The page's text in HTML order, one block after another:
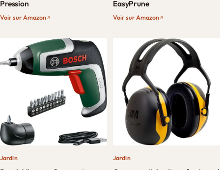
Pression
Voir sur Amazon
EasyPrune
Voir sur Amazon
Jardin Jardin